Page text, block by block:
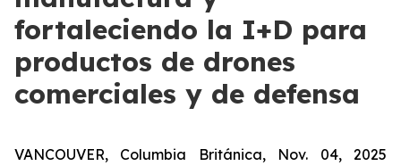
fortaleciendo la I+D para
productos de drones
comerciales y de defensa
VANCOUVER, Columbia Británica, Nov. 04, 2025